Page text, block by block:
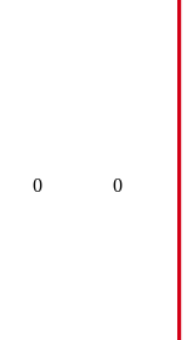
0 0